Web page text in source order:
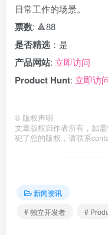
日常工作的场景。
票数: 🔺88
是否精选 ：是
产品网站: 立即访问
Product Hunt: 立即访
© 版权声明
文章版权归作者所有，如
犯了您的版权，请联系
新闻资讯
# 独立开发者
#